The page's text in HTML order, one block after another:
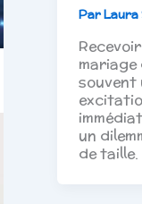
ParLaura
mariage
souvent
un
de